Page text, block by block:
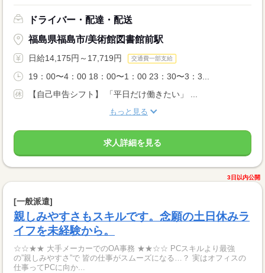
ドライバー・配達・配送
福島県福島市/美術館図書館前駅
日給14,175円～17,719円 交通費一部支給
19：00〜4：00 18：00〜1：00 23：30〜3：3...
【自己申告シフト】 「平日だけ働きたい」 ...
もっと見る
求人詳細を見る
3日以内公開
[一般派遣]
親しみやすさもスキルです。念願の土日休みラ
イフを未経験から。
☆☆★★ 大手メーカーでのOA事務 ★★☆☆ PCスキルより最強
の”親しみやすさ”で 皆の仕事がスムーズになる…？ 実はオフィスの
仕事ってPCに向か...